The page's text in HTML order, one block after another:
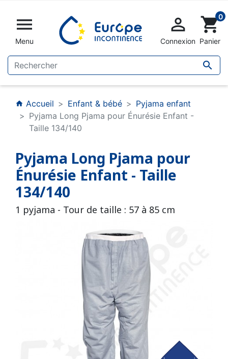

Menu


Connexion
shopping_cart0
Panier
home Accueil Enfant & bébé
Pyjama enfant
Pyjama Long Pjama pour Énurésie Enfant -
Taille 134/140
Pyjama Long Pjama pour
Énurésie Enfant - Taille
134/140
1 pyjama - Tour de taille : 57 à 85 cm